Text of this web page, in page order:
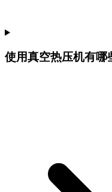
使用真空热压机有哪